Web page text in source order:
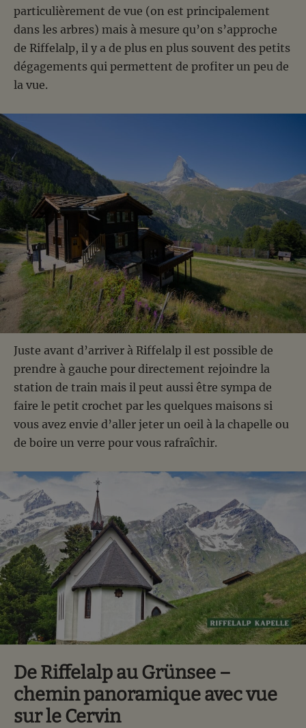
particulièrement de vue (on est principalement
dans les arbres) mais à mesure qu’on s’approche
de Riffelalp, il y a de plus en plus souvent des petits
dégagements qui permettent de profiter un peu de
la vue.
Juste avant d’arriver à Riffelalp il est possible de
prendre à gauche pour directement rejoindre la
station de train mais il peut aussi être sympa de
faire le petit crochet par les quelques maisons si
vous avez envie d’aller jeter un oeil à la chapelle ou
de boire un verre pour vous rafraîchir.
De Riffelalp au Grünsee –
chemin panoramique avec vue
sur le Cervin